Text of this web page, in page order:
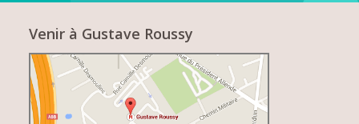
Venir à Gustave Roussy